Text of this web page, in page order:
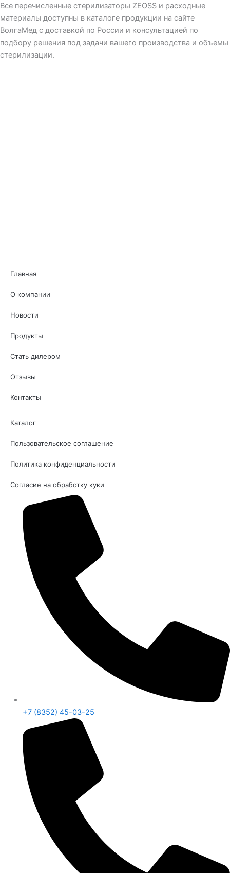
Все перечисленные стерилизаторы ZEOSS и расходные
материалы доступны в каталоге продукции на сайте
ВолгаМед с доставкой по России и консультацией по
подбору решения под задачи вашего производства и объемы
стерилизации.
Главная
О компании
Новости
Продукты
Стать дилером
Отзывы
Контакты
Каталог
Пользовательское соглашение
Политика конфиденциальности
Согласие на обработку куки
+7 (8352) 45-03-25